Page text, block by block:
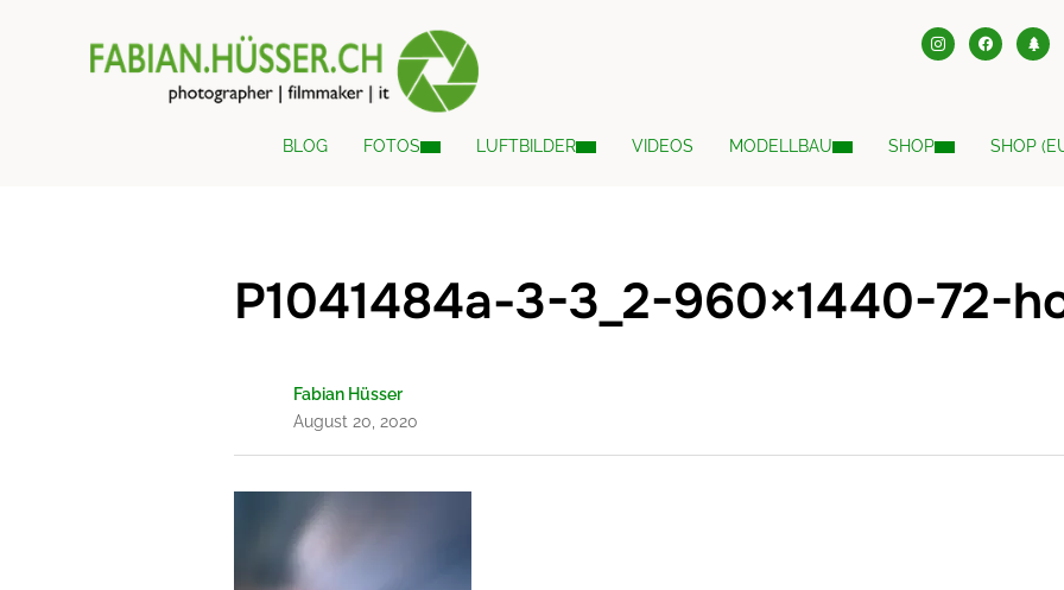
instagramfacebook
tree
BLOG FOTOS LUFTBILDER VIDEOS MODELLBAU SHOP SHOP
P1041484a-3-3_2-960×1440-72-
Fabian Hüsser
August 20, 2020